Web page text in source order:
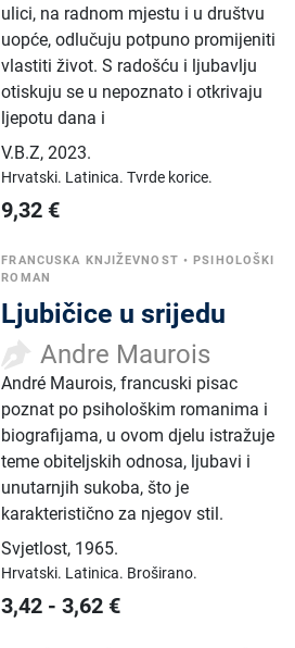
ulici, na radnom mjestu i u društvu
uopće, odlučuju potpuno promijeniti
vlastiti život. S radošću i ljubavlju
otiskuju se u nepoznato i otkrivaju
ljepotu dana i
V.B.Z,2023.
Hrvatski. Latinica.Tvrde korice.
9,32 €
FRANCUSKA KNJIŽEVNOST • PSIHOLOŠKI
ROMAN
Ljubičice u srijedu
Andre Maurois
André Maurois, francuski pisac
poznat po psihološkim romanima i
biografijama, u ovom djelu istražuje
teme obiteljskih odnosa, ljubavi i
unutarnjih sukoba, što je
karakteristično za njegov stil.
Svjetlost, 1965.
Hrvatski. Latinica. Broširano.
3,42 -3,62 €